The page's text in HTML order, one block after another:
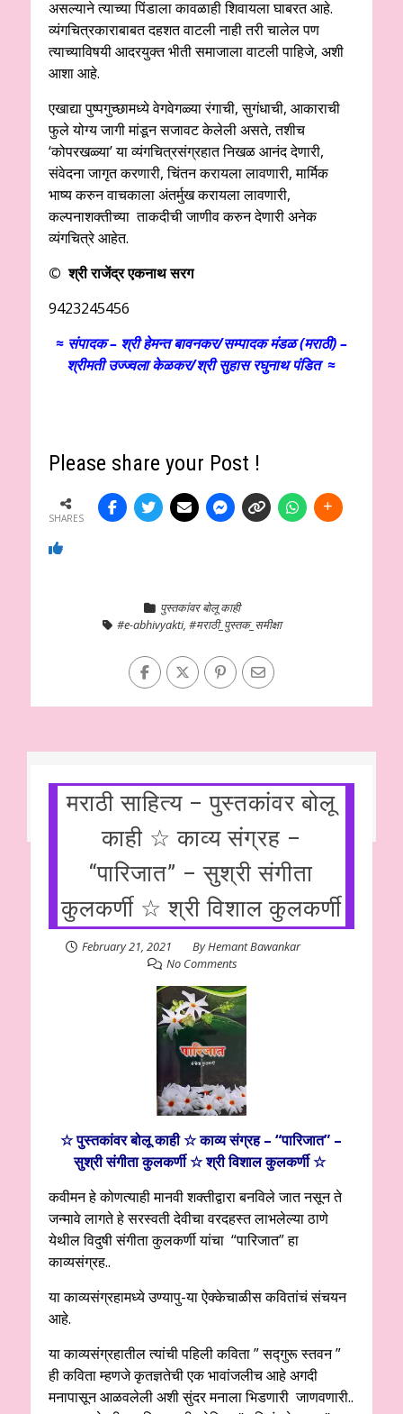
असल्‍याने त्‍याच्‍या पिंडाला कावळाही शिवायला घाबरत आहे.
व्‍यंगचित्रकाराबाबत दहशत वाटली नाही तरी चालेल पण
त्याच्‍याविषयी आदरयुक्‍त भीती समाजाला वाटली पाहिजे, अशी
आशा आहे.
एखाद्या पुष्‍पगुच्‍छामध्‍ये वेगवेगळ्या रंगाची, सुगंधाची, आकाराची
फुले योग्‍य जागी मांडून सजावट केलेली असते, तशीच
‘कोपरखळ्या’ या व्‍यंगचित्रसंग्रहात निखळ आनंद देणारी,
संवेदना जागृत करणारी, चिंतन करायला लावणारी, मार्मिक
भाष्‍य करुन वाचकाला अंतर्मुख करायला लावणारी,
कल्‍पनाशक्‍तीच्‍या ताकदीची जाणीव करुन देणारी अनेक
व्‍यंगचित्रे आहेत.
© श्री राजेंद्र एकनाथ सरग
9423245456
≈ संपादक – श्री हेमन्त बावनकर/सम्पादक मंडळ (मराठी) –
श्रीमती उज्ज्वला केळकर/श्री सुहास रघुनाथ पंडित ≈
Please share your Post !
SHARES
पुस्तकांवर बोलू काही
#e-abhivyakti,#मराठी_पुस्तक_समीक्षा
मराठी साहित्य – पुस्तकांवर बोलू
काही ☆ काव्य संग्रह –
“पारिजात” – सुश्री संगीता
कुलकर्णी ☆ श्री विशाल कुलकर्णी
February 21, 2021 ByHemant Bawankar
No Comments
☆ पुस्तकांवर बोलू काही ☆ काव्य संग्रह – “पारिजात” –
सुश्री संगीता कुलकर्णी ☆ श्री विशाल कुलकर्णी ☆
कवीमन हे कोणत्याही मानवी शक्तीद्वारा बनविले जात नसून ते
जन्मावे लागते हे सरस्वती देवीचा वरदहस्त लाभलेल्या ठाणे
येथील विदुषी संगीता कुलकर्णी यांचा “पारिजात” हा
काव्यसंग्रह..
या काव्यसंग्रहामध्ये उण्यापु-या ऐक्केचाळीस कवितांचं संचयन
आहे.
या काव्यसंग्रहातील त्यांची पहिली कविता ” सद्गुरू स्तवन ”
ही कविता म्हणजे कृतज्ञतेची एक भावांजलीच आहे अगदी
मनापासून आळवलेली अशी सुंदर मनाला भिडणारी जाणवणारी..